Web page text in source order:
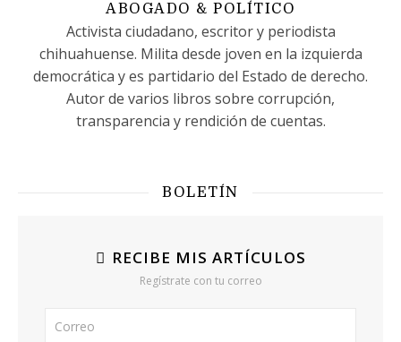
ABOGADO & POLÍTICO
Activista ciudadano, escritor y periodista
chihuahuense. Milita desde joven en la izquierda
democrática y es partidario del Estado de derecho.
Autor de varios libros sobre corrupción,
transparencia y rendición de cuentas.
BOLETÍN
RECIBE MIS ARTÍCULOS
Regístrate con tu correo